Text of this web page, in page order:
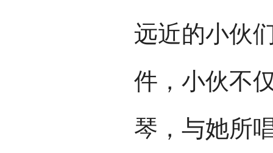
远近的小伙
件，小伙不
琴，与她所